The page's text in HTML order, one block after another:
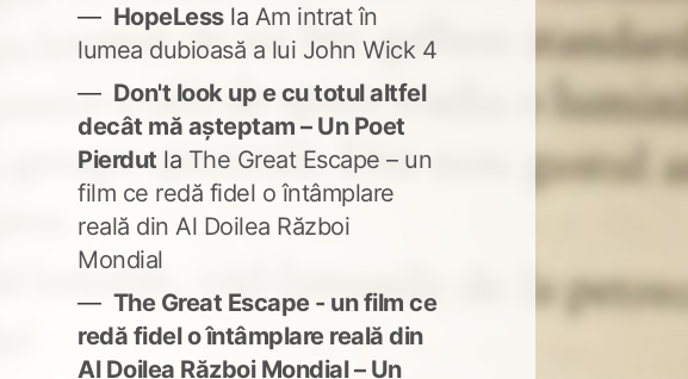
HopeLessla Am intrat în
lumea dubioasă a lui John Wick 4
Don't look up e cu totul altfel
decât mă așteptam – Un Poet
Pierdut la The Great Escape – un
film ce redă fidel o întâmplare
reală din Al Doilea Război
Mondial
The Great Escape - un film ce
redă fidel o întâmplare reală din
Al Doilea Război Mondial – Un